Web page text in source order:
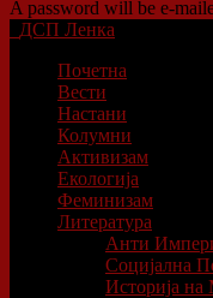
A password will be e-
ДСП Ленка
Почетна
Вести
Настани
Колумни
Активизам
Екологија
Феминизам
Литература
Анти
Социјална
Историја на